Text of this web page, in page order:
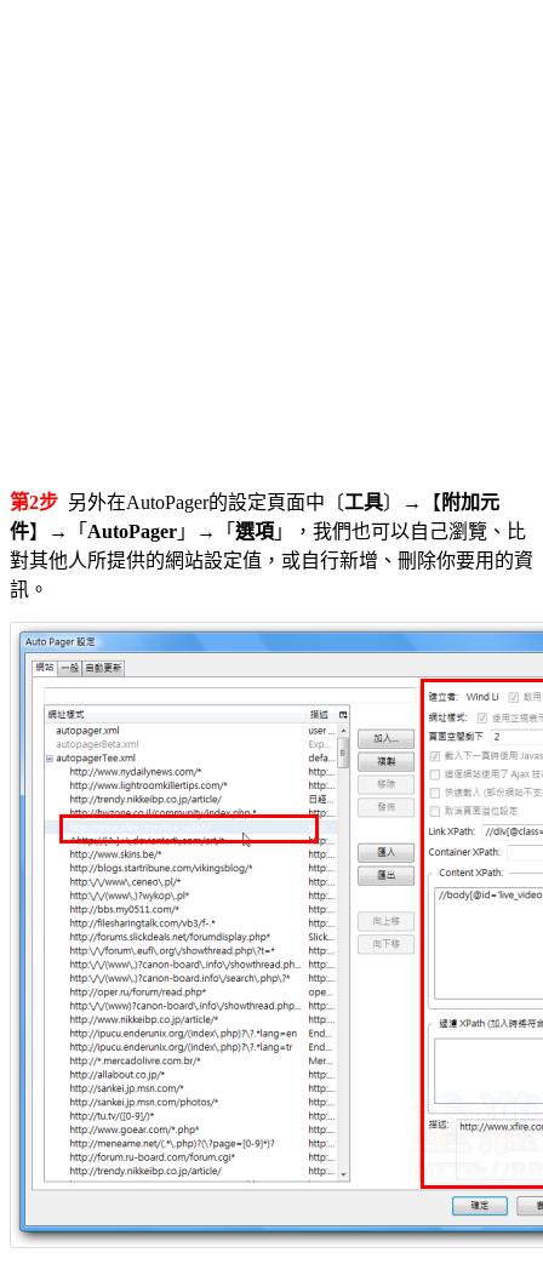
第2步 另外在AutoPager的設定頁面中〔工具〕→【 附加元
件】→「 AutoPager 」→「 選項 」，我們也可以自己瀏覽、比
對其他人所提供的網站設定值，或自行新增、刪除你要用的資
訊。